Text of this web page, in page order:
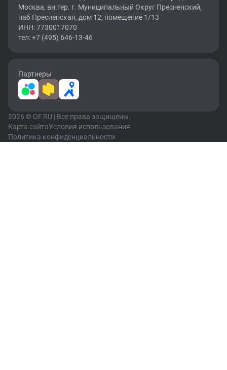
Москва, вн.тер. г. Муниципальный Округ Пресненский,
наб Пресненская, дом 12, помещение 1/13
ИНН: 7730017070
тел: +7 (495) 646-13-46
Партнеры
2026 © OF.RU | Все права защищены.
Карта сайтаУсловия использования
Политика конфиденциальности